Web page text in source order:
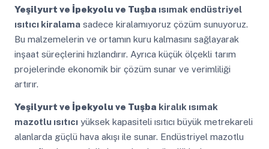
Yeşilyurt ve İpekyolu ve Tuşba ısımak endüstriyel
ısıtıcı kiralamasadece kiralamıyoruz çözüm sunuyoruz.
Bu malzemelerin ve ortamın kuru kalmasını sağlayarak
inşaat süreçlerini hızlandırır. Ayrıca küçük ölçekli tarım
projelerinde ekonomik bir çözüm sunar ve verimliliği
artırır.
Yeşilyurt ve İpekyolu ve Tuşba kiralık ısımak
mazotlu ısıtıcıyüksek kapasiteli ısıtıcı büyük metrekareli
alanlarda güçlü hava akışı ile sunar. Endüstriyel mazotlu